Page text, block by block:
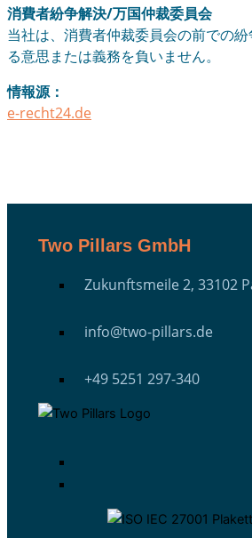
消費者紛争解決/万国仲裁委員会
当社は、消費者仲裁委員会の前での
る意思または義務を負いません。
情報源：
e-recht24.de
Two Pillars GmbH
Zukunftsmeile 2, 33102
info@two-pillars.de
+49 5251 297-340